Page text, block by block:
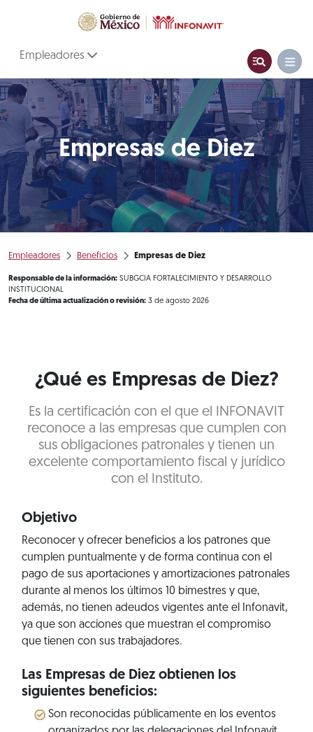
Empleadores
Empresas de Diez
Empleadores Beneficios Empresas de Diez
Responsable de la información: SUBGCIA FORTALECIMIENTO Y DESARROLLO
INSTITUCIONAL
Fecha de última actualización o revisión: 3 de agosto 2026
¿Qué es Empresas de Diez?
Es la certificación con el que el INFONAVIT
reconoce a las empresas que cumplen con
sus obligaciones patronales y tienen un
excelente comportamiento fiscal y jurídico
con el Instituto.
Objetivo
Reconocer y ofrecer beneficios a los patrones que
cumplen puntualmente y de forma continua con el
pago de sus aportaciones y amortizaciones patronales
durante al menos los últimos 10 bimestres y que,
además, no tienen adeudos vigentes ante el Infonavit,
ya que son acciones que muestran el compromiso
que tienen con sus trabajadores.
Las Empresas de Diez obtienen los
siguientes beneficios:
Son reconocidas públicamente en los eventos